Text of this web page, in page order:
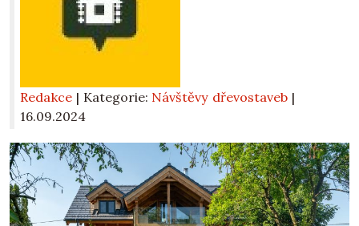
Redakce | Kategorie: Návštěvy dřevostaveb |
16.09.2024